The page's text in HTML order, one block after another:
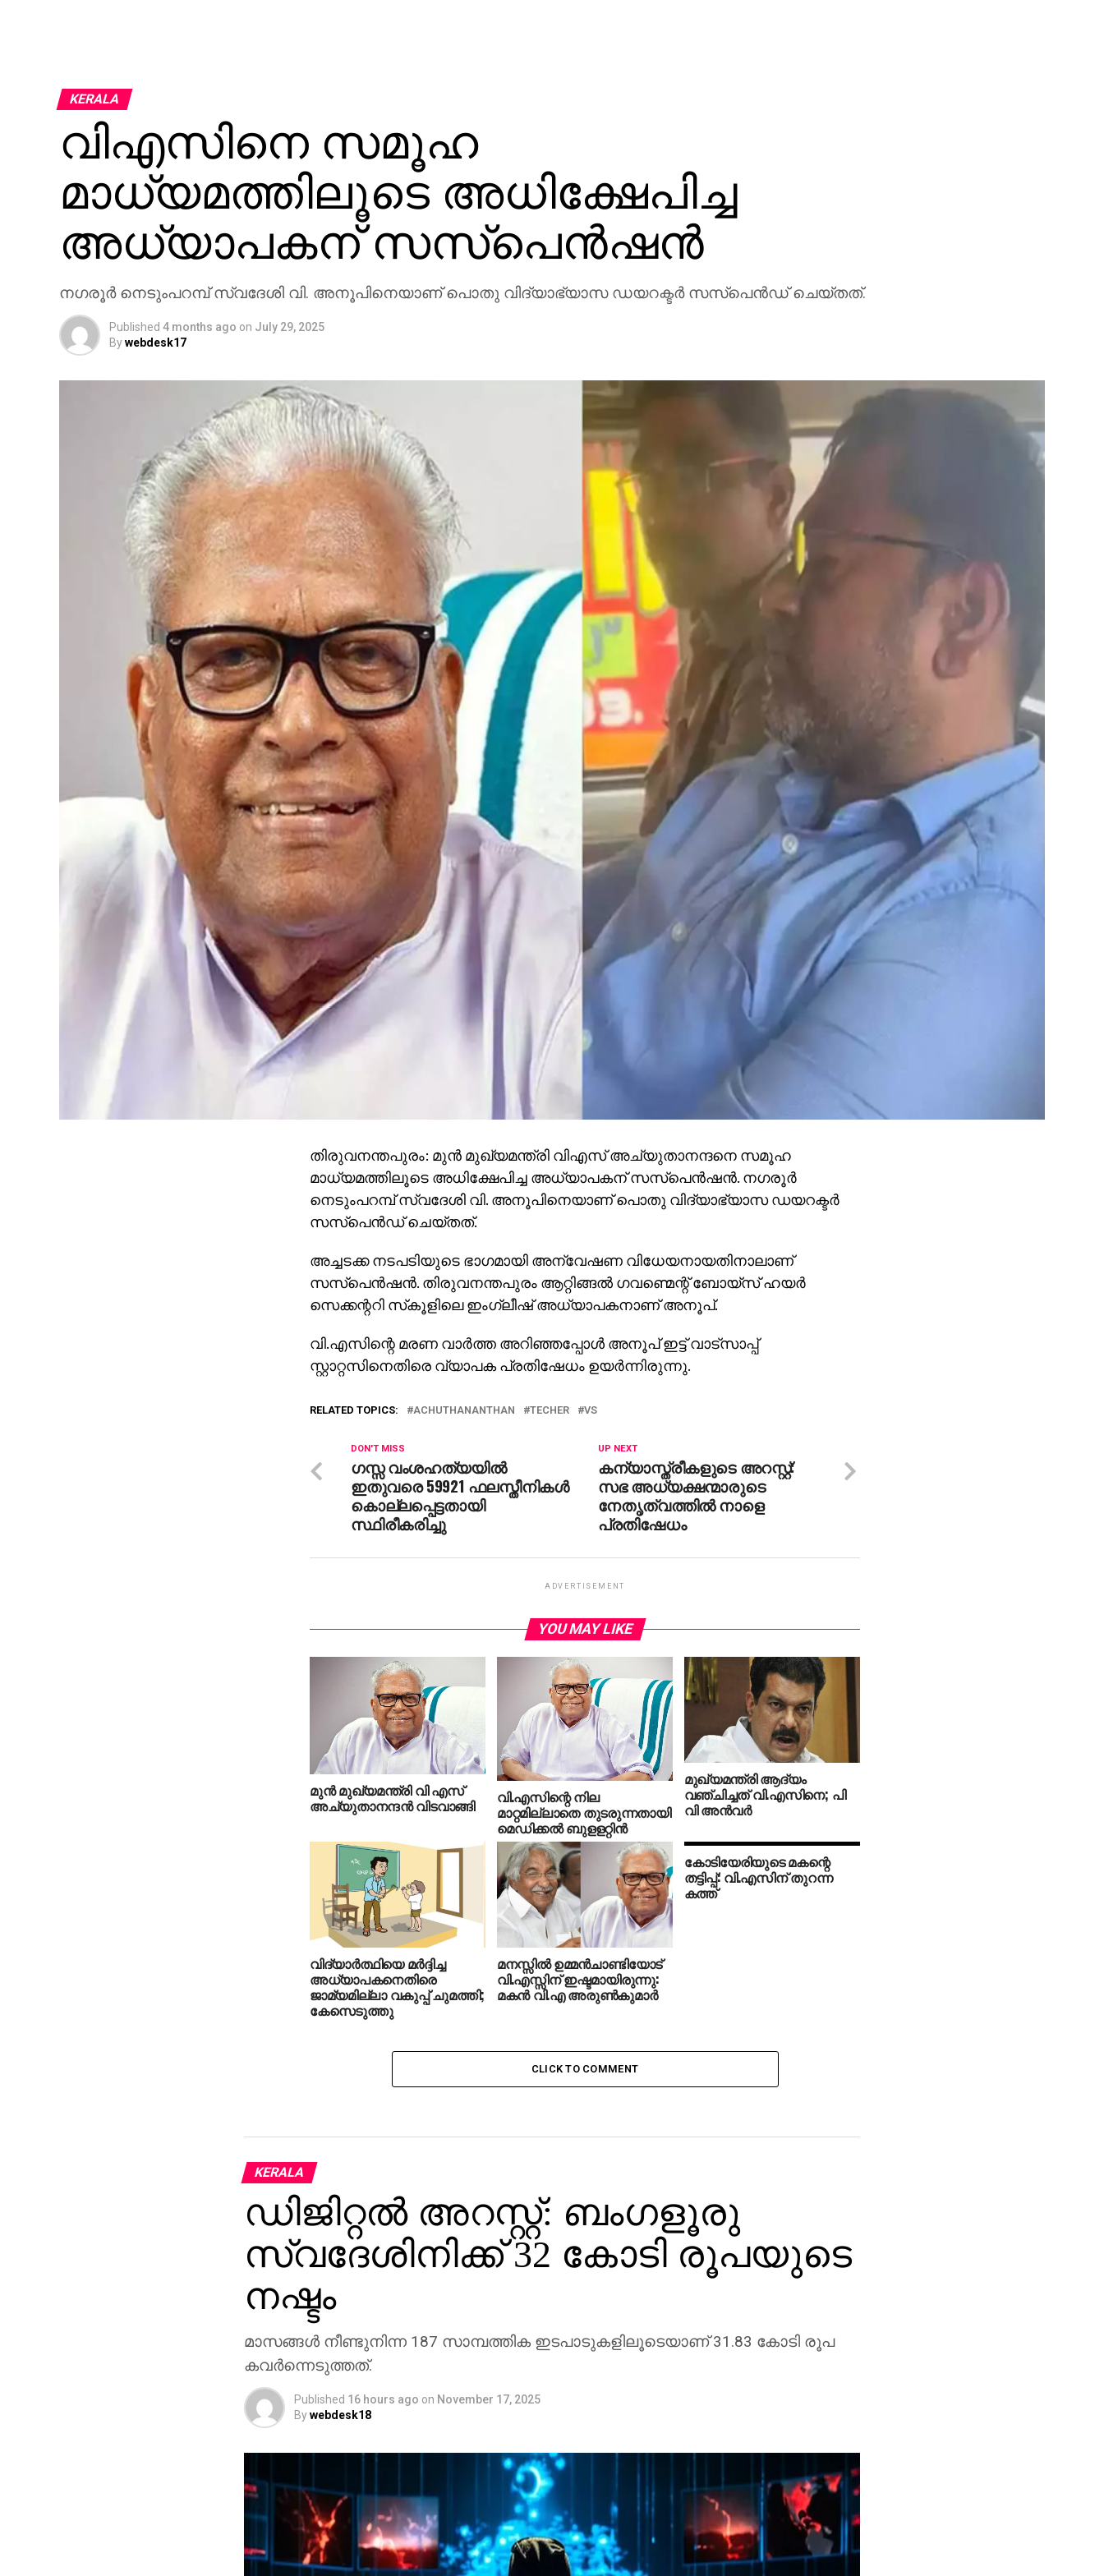
KERALA
വിഎസിനെ സമൂഹ
മാധ്യമത്തിലൂടെ അധിക്ഷേപിച്ച
അധ്യാപകന് സസ്പെന്‍ഷന്‍
നഗരൂര്‍ നെടുംപറമ്പ് സ്വദേശി വി. അനൂപിനെയാണ് പൊതു വിദ്യാഭ്യാസ ഡയറക്ടര്‍ സസ്പെന്‍ഡ് ചെയ്തത്.
Published 4 months ago on July 29, 2025
Bywebdesk17
തിരുവനന്തപുരം: മുന്‍ മുഖ്യമന്ത്രി വിഎസ് അച്യുതാനന്ദനെ സമൂഹ
മാധ്യമത്തിലൂടെ അധിക്ഷേപിച്ച അധ്യാപകന് സസ്പെന്‍ഷന്‍. നഗരൂര്‍
നെടുംപറമ്പ് സ്വദേശി വി. അനൂപിനെയാണ് പൊതു വിദ്യാഭ്യാസ ഡയറക്ടര്‍
സസ്പെന്‍ഡ് ചെയ്തത്.
അച്ചടക്ക നടപടിയുടെ ഭാഗമായി അന്വേഷണ വിധേയനായതിനാലാണ്
സസ്പെന്‍ഷന്‍. തിരുവനന്തപുരം ആറ്റിങ്ങല്‍ ഗവണ്മെന്റ് ബോയ്സ് ഹയര്‍
സെക്കന്ററി സ്‌കൂളിലെ ഇംഗ്ലീഷ് അധ്യാപകനാണ് അനൂപ്.
വി.എസിന്റെ മരണ വാര്‍ത്ത അറിഞ്ഞപ്പോള്‍ അനൂപ് ഇട്ട് വാട്സാപ്പ്
സ്റ്റാറ്റസിനെതിരെ വ്യാപക പ്രതിഷേധം ഉയര്‍ന്നിരുന്നു.
RELATED TOPICS: ACHUTHANANTHAN TECHER VS
UP NEXT
കന്യാസ്ത്രീകളുടെ അറസ്റ്റ്:
സഭ അധ്യക്ഷന്മാരുടെ
നേതൃത്വത്തില്‍ നാളെ
പ്രതിഷേധം
DON'T MISS
ഗസ്സ വംശഹത്യയില്‍
ഇതുവരെ 59921 ഫലസ്തീനികള്‍
കൊല്ലപ്പെട്ടതായി
സ്ഥിരീകരിച്ചു
ADVERTISEMENT
YOU MAY LIKE
മുന്‍ മുഖ്യമന്ത്രി വി എസ്
അച്യുതാനന്ദന്‍ വിടവാങ്ങി വി.എസിന്റെ നില
മാറ്റമില്ലാതെ തുടരുന്നതായി
മെഡിക്കല്‍ ബുളളറ്റിന്‍
മുഖ്യമന്ത്രി ആദ്യം
വഞ്ചിച്ചത് വി.എസിനെ; പി
വി അന്‍വര്‍
വിദ്യാര്‍ത്ഥിയെ മര്‍ദ്ദിച്ച
അധ്യാപകനെതിരെ
ജാമ്യമില്ലാ വകുപ്പ് ചുമത്തി;
കേസെടുത്തു
മനസ്സില്‍ ഉമ്മന്‍ചാണ്ടിയോട്
വി.എസ്സിന് ഇഷ്ടമായിരുന്നു:
മകന്‍ വി.എ അരുണ്‍കുമാര്‍
കോടിയേരിയുടെ മകന്റെ
തട്ടിപ്പ്: വി.എസിന് തുറന്ന
കത്ത്
CLICK TO COMMENT
KERALA
ഡിജിറ്റല്‍ അറസ്റ്റ്: ബംഗളൂരു
സ്വദേശിനിക്ക് 32 കോടി രൂപയുടെ
നഷ്ടം
മാസങ്ങള്‍ നീണ്ടുനിന്ന 187 സാമ്പത്തിക ഇടപാടുകളിലൂടെയാണ് 31.83 കോടി രൂപ
കവര്‍ന്നെടുത്തത്.
Published 16 hours ago on November 17, 2025
Bywebdesk18